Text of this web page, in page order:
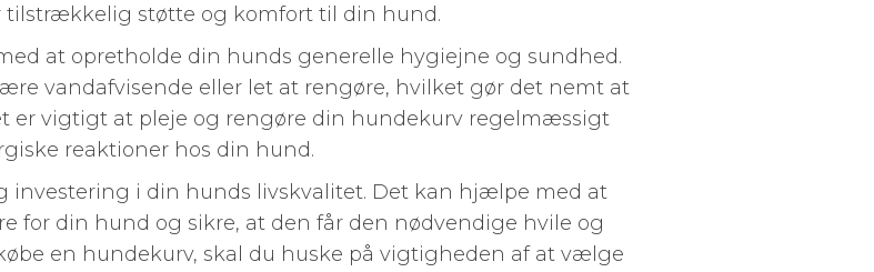
tilstrækkelig støtte og komfort til din hund.
at opretholde din hunds generelle hygiejne og sundhed.
vandafvisende eller let at rengøre, hvilket gør det nemt at
er vigtigt at pleje og rengøre din hundekurv regelmæssigt
reaktioner hos din hund.
investering i din hunds livskvalitet. Det kan hjælpe med at
for din hund og sikre, at den får den nødvendige hvile og
en hundekurv, skal du huske på vigtigheden af at vælge